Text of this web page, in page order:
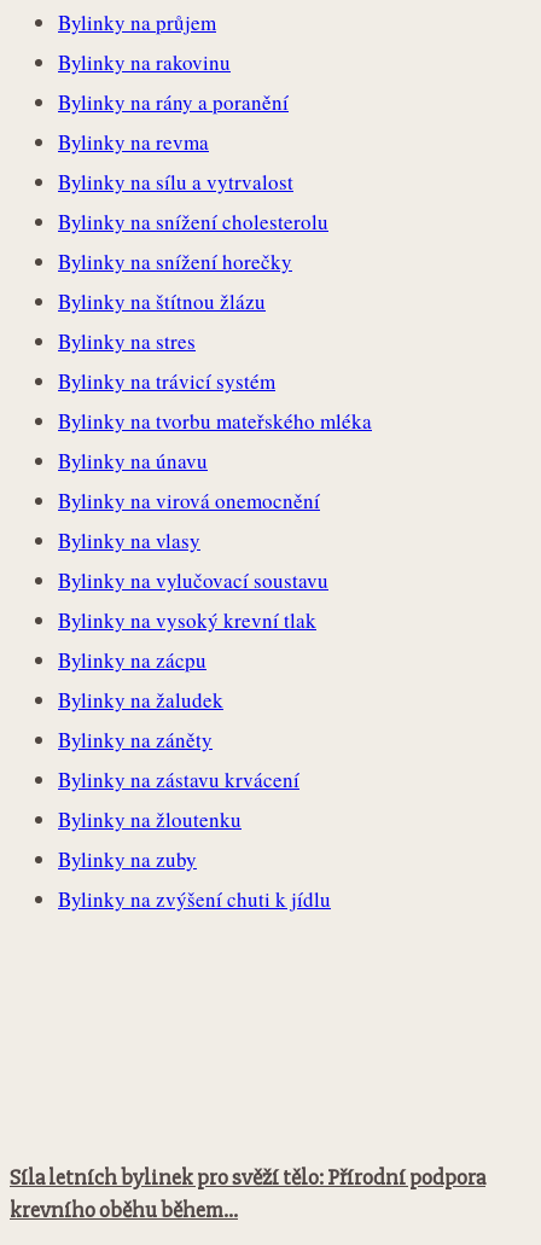
Bylinky na průjem
Bylinky na rakovinu
Bylinky na rány a poranění
Bylinky na revma
Bylinky na sílu a vytrvalost
Bylinky na snížení cholesterolu
Bylinky na snížení horečky
Bylinky na štítnou žlázu
Bylinky na stres
Bylinky na trávicí systém
Bylinky na tvorbu mateřského mléka
Bylinky na únavu
Bylinky na virová onemocnění
Bylinky na vlasy
Bylinky na vylučovací soustavu
Bylinky na vysoký krevní tlak
Bylinky na zácpu
Bylinky na žaludek
Bylinky na záněty
Bylinky na zástavu krvácení
Bylinky na žloutenku
Bylinky na zuby
Bylinky na zvýšení chuti k jídlu
Síla letních bylinek pro svěží tělo: Přírodní podpora
krevního oběhu během...